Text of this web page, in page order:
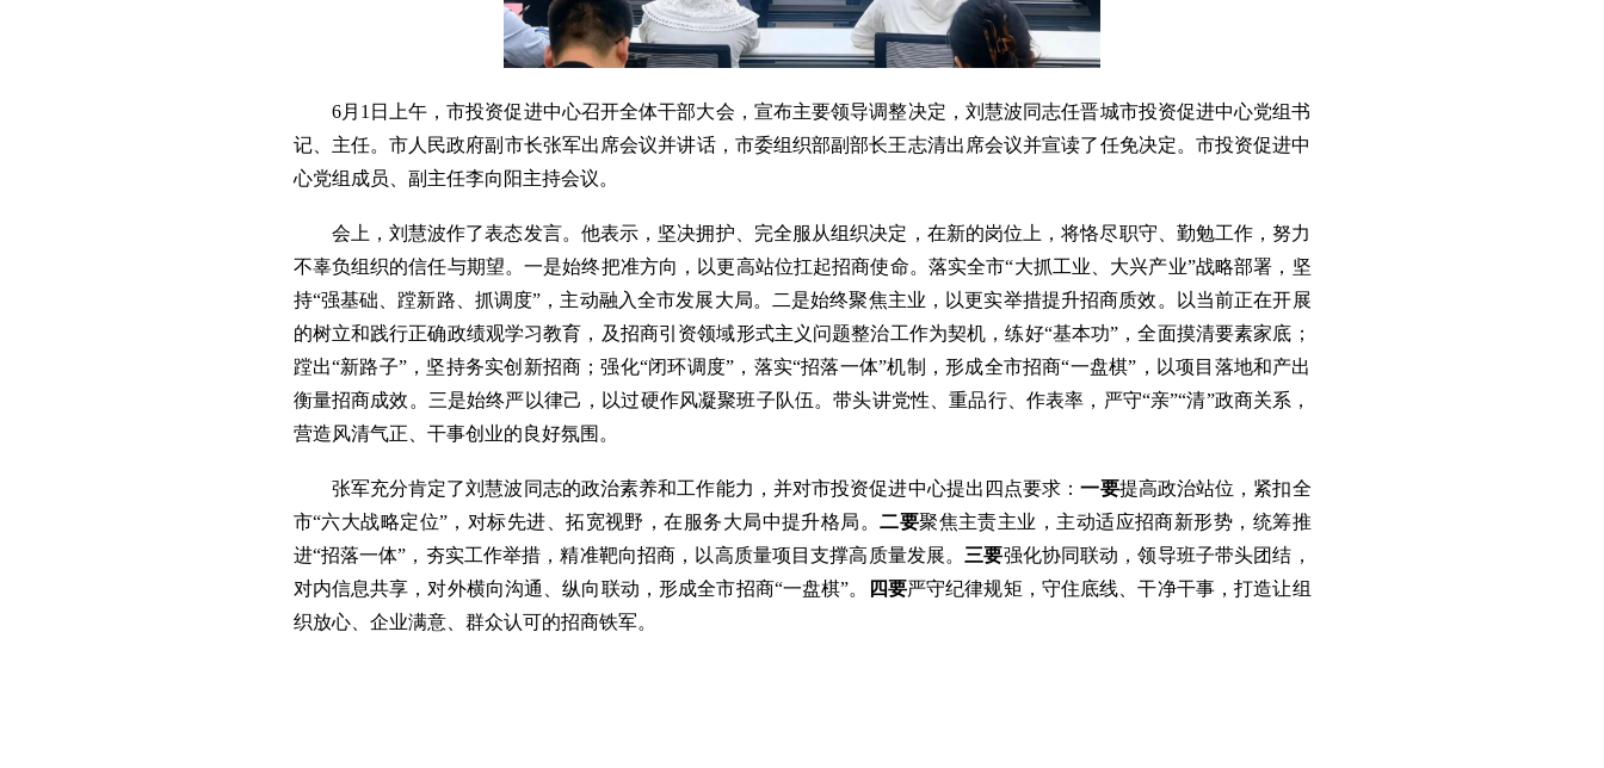
6月1日上午，市投资促进中心召开全体干部大会，宣布主要领导调整决定，刘慧波同志任晋城市投资促进中心党组书
记、主任。市人民政府副市长张军出席会议并讲话，市委组织部副部长王志清出席会议并宣读了任免决定。市投资促进中
心党组成员、副主任李向阳主持会议。
会上，刘慧波作了表态发言。他表示，坚决拥护、完全服从组织决定，在新的岗位上，将恪尽职守、勤勉工作，努力
不辜负组织的信任与期望。一是始终把准方向，以更高站位扛起招商使命。落实全市“大抓工业、大兴产业”战略部署，坚
持“强基础、蹚新路、抓调度”，主动融入全市发展大局。二是始终聚焦主业，以更实举措提升招商质效。以当前正在开展
的树立和践行正确政绩观学习教育，及招商引资领域形式主义问题整治工作为契机，练好“基本功”，全面摸清要素家底；
蹚出“新路子”，坚持务实创新招商；强化“闭环调度”，落实“招落一体”机制，形成全市招商“一盘棋”，以项目落地和产出
衡量招商成效。三是始终严以律己，以过硬作风凝聚班子队伍。带头讲党性、重品行、作表率，严守“亲”“清”政商关系，
营造风清气正、干事创业的良好氛围。
张军充分肯定了刘慧波同志的政治素养和工作能力，并对市投资促进中心提出四点要求：一要提高政治站位，紧扣全
市“六大战略定位”，对标先进、拓宽视野，在服务大局中提升格局。二要聚焦主责主业，主动适应招商新形势，统筹推
进“招落一体”，夯实工作举措，精准靶向招商，以高质量项目支撑高质量发展。 三要强化协同联动，领导班子带头团结，
对内信息共享，对外横向沟通、纵向联动，形成全市招商“一盘棋”。
四要严守纪律规矩，守住底线、干净干事，打造让组
织放心、企业满意、群众认可的招商铁军。